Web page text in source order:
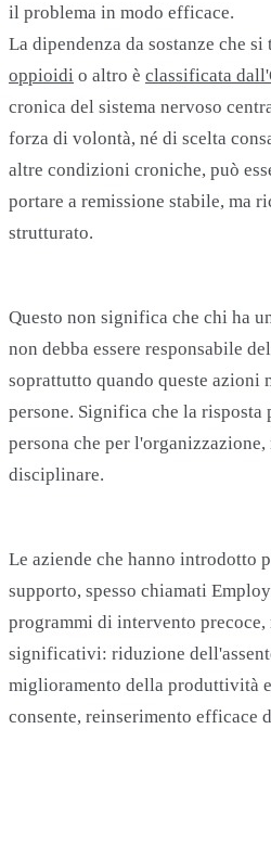
il problema in modo efficace.
La dipendenza da sostanze che
oppioidi o altro è classificata
cronica del sistema nervoso
forza di volontà, né di scelta
altre condizioni croniche, può
portare a remissione stabile, ma
strutturato.
Questo non significa che chi ha
non debba essere responsabile
soprattutto quando queste azioni
persone. Significa che la risposta
persona che per
disciplinare.
Le aziende che hanno introdotto
supporto, spesso chiamati
programmi di intervento
significativi: riduzione
miglioramento della produttività
consente, reinserimento efficace